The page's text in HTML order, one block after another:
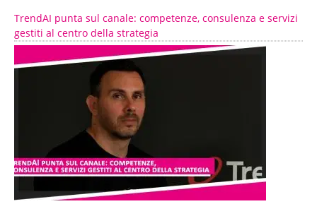
TrendAI punta sul canale: competenze, consulenza e servizi
gestiti al centro della strategia